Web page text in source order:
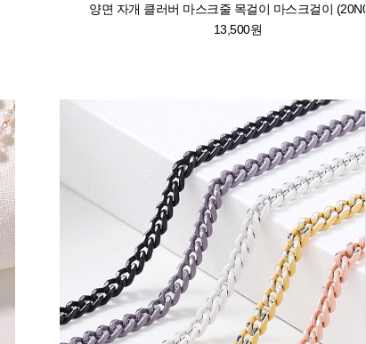
양면 자개 클러버 마스크줄 목걸이 마스크걸이
13,500원